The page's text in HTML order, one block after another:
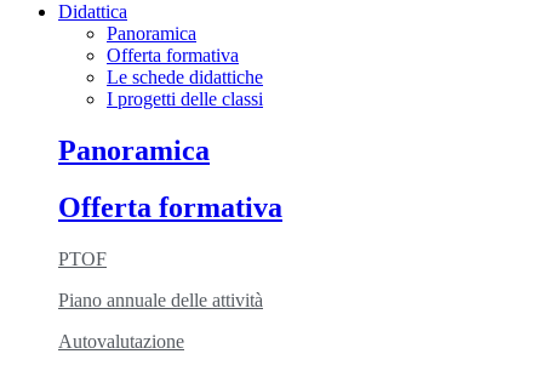
Didattica
Panoramica
Offerta formativa
Le schede didattiche
I progetti delle classi
Panoramica
Offerta formativa
PTOF
Piano annuale delle attività
Autovalutazione